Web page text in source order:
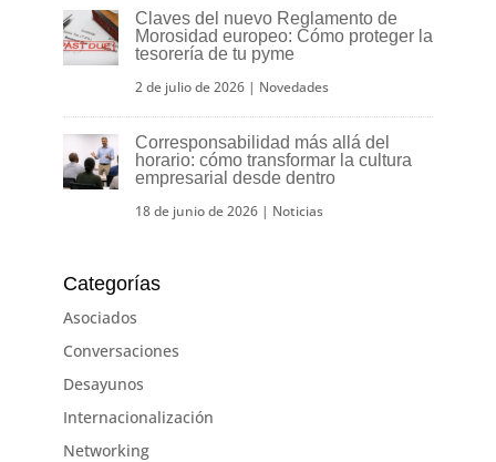
Claves del nuevo Reglamento de
Morosidad europeo: Cómo proteger la
tesorería de tu pyme
2 de julio de 2026| Novedades
Corresponsabilidad más allá del
horario: cómo transformar la cultura
empresarial desde dentro
18 de junio de 2026| Noticias
Categorías
Asociados
Conversaciones
Desayunos
Internacionalización
Networking